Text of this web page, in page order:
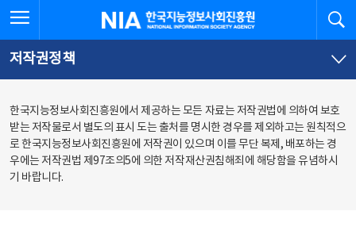
문
로
가
체
뉴
바
가
한국지능정보사회진흥원
저작권정책
한국지능정보사회진흥원에서 제공하는 모든 자료는 저작권법에 의하여 보호
받는 저작물로서 별도의 표시 도는 출처를 명시한 경우를 제외하고는 원칙적으
로 한국지능정보사회진흥원에 저작권이 있으며 이를 무단 복제, 배포하는 경
우에는 저작권법 제97조의5에 의한 저작재산권침해죄에 해당함을 유념하시
기 바랍니다.